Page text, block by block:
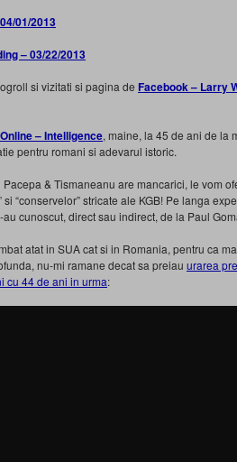
01/2013
– 03/22/2013
si vizitati si pagina de Facebook – Larry
– Intelligence, maine, la 45 de ani de la
pentru romani si adevarul istoric.
& Tismaneanu are mancarici, le vom
“conservelor” stricate ale KGB! Pe langa
au cunoscut, direct sau indirect, de la Paul
atat in SUA cat si in Romania, pentru ca
nu-mi ramane decat sa preiau urarea
cu 44 de ani in urma: